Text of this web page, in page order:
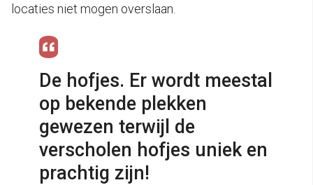
locaties niet mogen overslaan.
De hofjes. Er wordt meestal
op bekende plekken
gewezen terwijl de
verscholen hofjes uniek en
prachtig zijn!